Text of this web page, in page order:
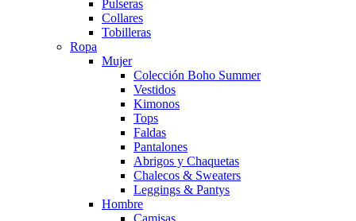
Pulseras
Collares
Tobilleras
Ropa
Mujer
Colección Boho Summer
Vestidos
Kimonos
Tops
Faldas
Pantalones
Abrigos y Chaquetas
Chalecos & Sweaters
Leggings & Pantys
Hombre